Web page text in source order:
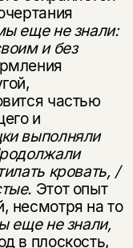
еще незнали:
и без
частью
и
выполняли
кро­вать, /
Этот опыт
несмотря на то
еще не знали,
в плоскость,